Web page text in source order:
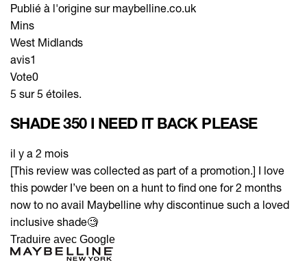
Publié à l'origine sur maybelline.co.uk
Mins
West Midlands
avis1
Vote0
5 sur 5 étoiles.
SHADE 350 I NEED IT BACK PLEASE
il y a 2 mois
[This review was collected as part of a promotion.] I love
this powder I’ve been on a hunt to find one for 2 months
now to no avail Maybelline why discontinue such a loved
inclusive shade🧐
Traduire avec Google